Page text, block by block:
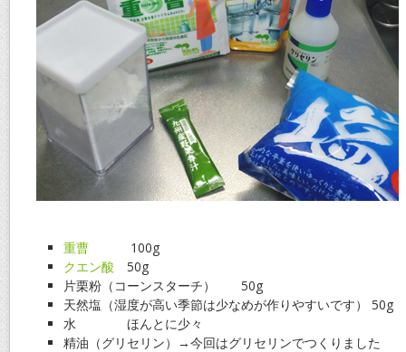
重曹
100g
クエン酸 50g
片栗粉（コーンスターチ） 50g
天然塩（湿度が高い季節は少なめが作りやすいです） 50g
水 ほんとに少々
精油（グリセリン）→今回はグリセリンでつくりました